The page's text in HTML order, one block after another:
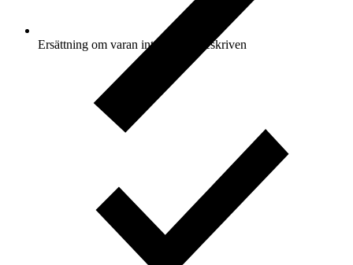
Ersättning om varan inte är som beskriven